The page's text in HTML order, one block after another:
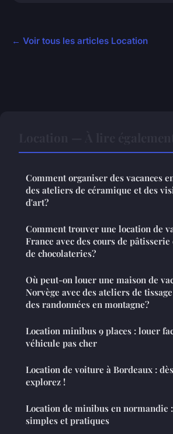
← Voir tous les articles Location
Comment organiser des vacances
des ateliers de céramique et des
d'art?
Comment trouver une location de
France avec des cours de
de chocolateries?
Où peut-on louer une maison de
Norvège avec des ateliers de
des randonnées en montagne?
Location minibus 9 places : louer
véhicule pas cher
Location de voiture à Bordeaux :
explorez !
Location de minibus en normandie
simples et pratiques